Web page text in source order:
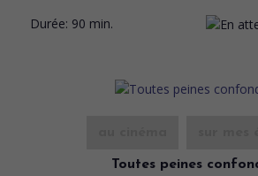
Durée: 90 min.
Toutes peines